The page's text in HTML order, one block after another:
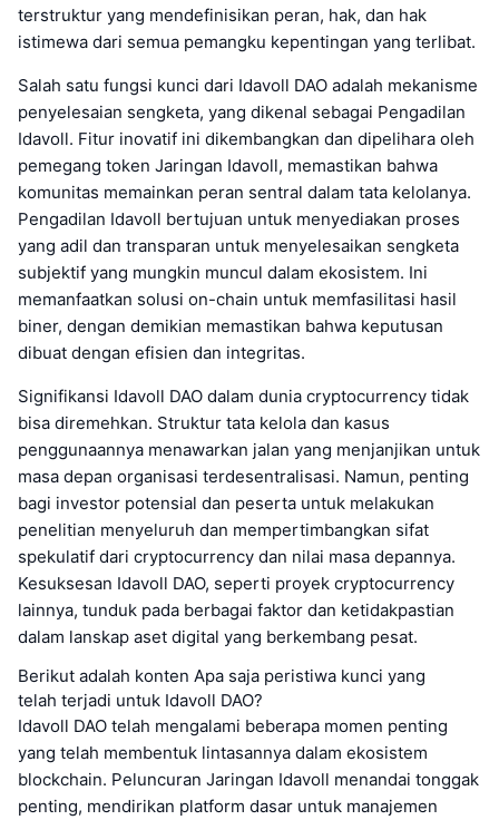
terstruktur yang mendefinisikan peran, hak, dan hak
istimewa dari semua pemangku kepentingan yang terlibat.
Salah satu fungsi kunci dari Idavoll DAO adalah mekanisme
penyelesaian sengketa, yang dikenal sebagai Pengadilan
Idavoll. Fitur inovatif ini dikembangkan dan dipelihara oleh
pemegang token Jaringan Idavoll, memastikan bahwa
komunitas memainkan peran sentral dalam tata kelolanya.
Pengadilan Idavoll bertujuan untuk menyediakan proses
yang adil dan transparan untuk menyelesaikan sengketa
subjektif yang mungkin muncul dalam ekosistem. Ini
memanfaatkan solusi on-chain untuk memfasilitasi hasil
biner, dengan demikian memastikan bahwa keputusan
dibuat dengan efisien dan integritas.
Signifikansi Idavoll DAO dalam dunia cryptocurrency tidak
bisa diremehkan. Struktur tata kelola dan kasus
penggunaannya menawarkan jalan yang menjanjikan untuk
masa depan organisasi terdesentralisasi. Namun, penting
bagi investor potensial dan peserta untuk melakukan
penelitian menyeluruh dan mempertimbangkan sifat
spekulatif dari cryptocurrency dan nilai masa depannya.
Kesuksesan Idavoll DAO, seperti proyek cryptocurrency
lainnya, tunduk pada berbagai faktor dan ketidakpastian
dalam lanskap aset digital yang berkembang pesat.
Berikut adalah konten Apa saja peristiwa kunci yang
telah terjadi untuk Idavoll DAO?
Idavoll DAO telah mengalami beberapa momen penting
yang telah membentuk lintasannya dalam ekosistem
blockchain. Peluncuran Jaringan Idavoll menandai tonggak
penting, mendirikan platform dasar untuk manajemen